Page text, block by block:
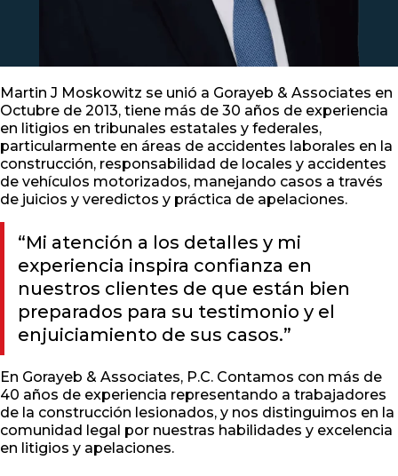
Martin J Moskowitz se unió a Gorayeb & Associates en
Octubre de 2013, tiene más de 30 años de experiencia
en litigios en tribunales estatales y federales,
particularmente en áreas de accidentes laborales en la
construcción, responsabilidad de locales y accidentes
de vehículos motorizados, manejando casos a través
de juicios y veredictos y práctica de apelaciones.
“Mi atención a los detalles y mi
experiencia inspira confianza en
nuestros clientes de que están bien
preparados para su testimonio y el
enjuiciamiento de sus casos.”
En Gorayeb & Associates, P.C. Contamos con más de
40 años de experiencia representando a trabajadores
de la construcción lesionados, y nos distinguimos en la
comunidad legal por nuestras habilidades y excelencia
en litigios y apelaciones.